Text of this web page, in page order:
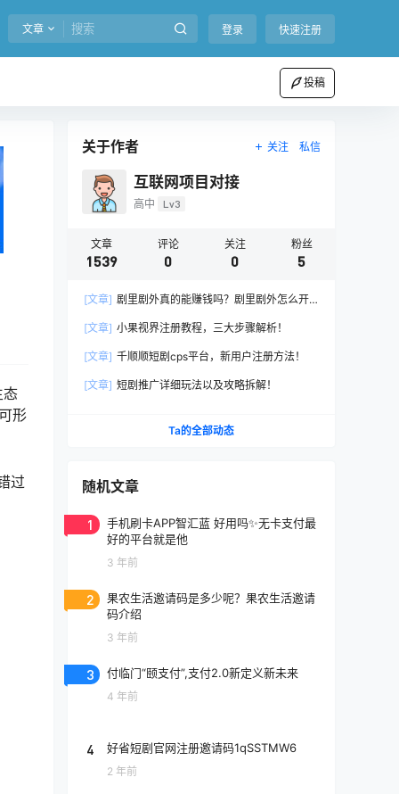
文章 登录 快速注册
投稿
态
形
过
关于作者 关注 私信
互联网项目对接
高中 Lv3
文章
1539
评论
0
关注
0
粉丝
5
[文章] 剧里剧外真的能赚钱吗？剧里剧外怎么开
[文章] 小果视界注册教程，三大步骤解析！
[文章] 千顺顺短剧cps平台，新用户注册方法！
[文章] 短剧推广详细玩法以及攻略拆解！
Ta的全部动态
随机文章
1
手机刷卡APP智汇蓝 好用吗✨无卡支付最
好的平台就是他
3 年前
2
果农生活邀请码是多少呢？果农生活邀请
码介绍
3 年前
3 付临门“颐支付”,支付2.0新定义新未来
4 年前
4 好省短剧官网注册邀请码1qSSTMW6
2 年前